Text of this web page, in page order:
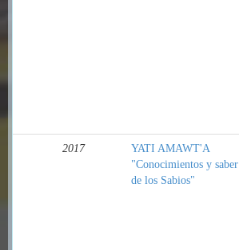
2017
YATI AMAWT'A
"Conocimientos y saber
de los Sabios"